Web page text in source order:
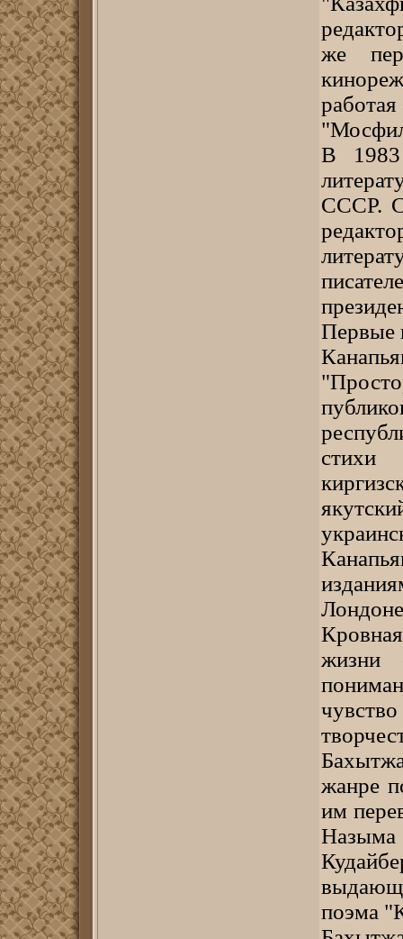
же
В
СССР. С
Первые
стихи
жизни
жанре
им
поэма